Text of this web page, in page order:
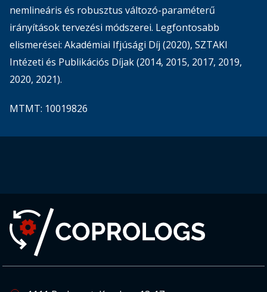
nemlineáris és robusztus változó-paraméterű
irányítások tervezési módszerei. Legfontosabb
elismerései: Akadémiai Ifjúsági Díj (2020), SZTAKI
Intézeti és Publikációs Díjak (2014, 2015, 2017, 2019,
2020, 2021).
MTMT: 10019826